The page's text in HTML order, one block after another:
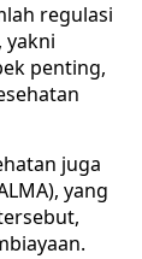
regulasi
yakni
penting,
juga
yang